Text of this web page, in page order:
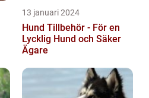
13 januari 2024
Hund Tillbehör - För en
Lycklig Hund och Säker
Ägare